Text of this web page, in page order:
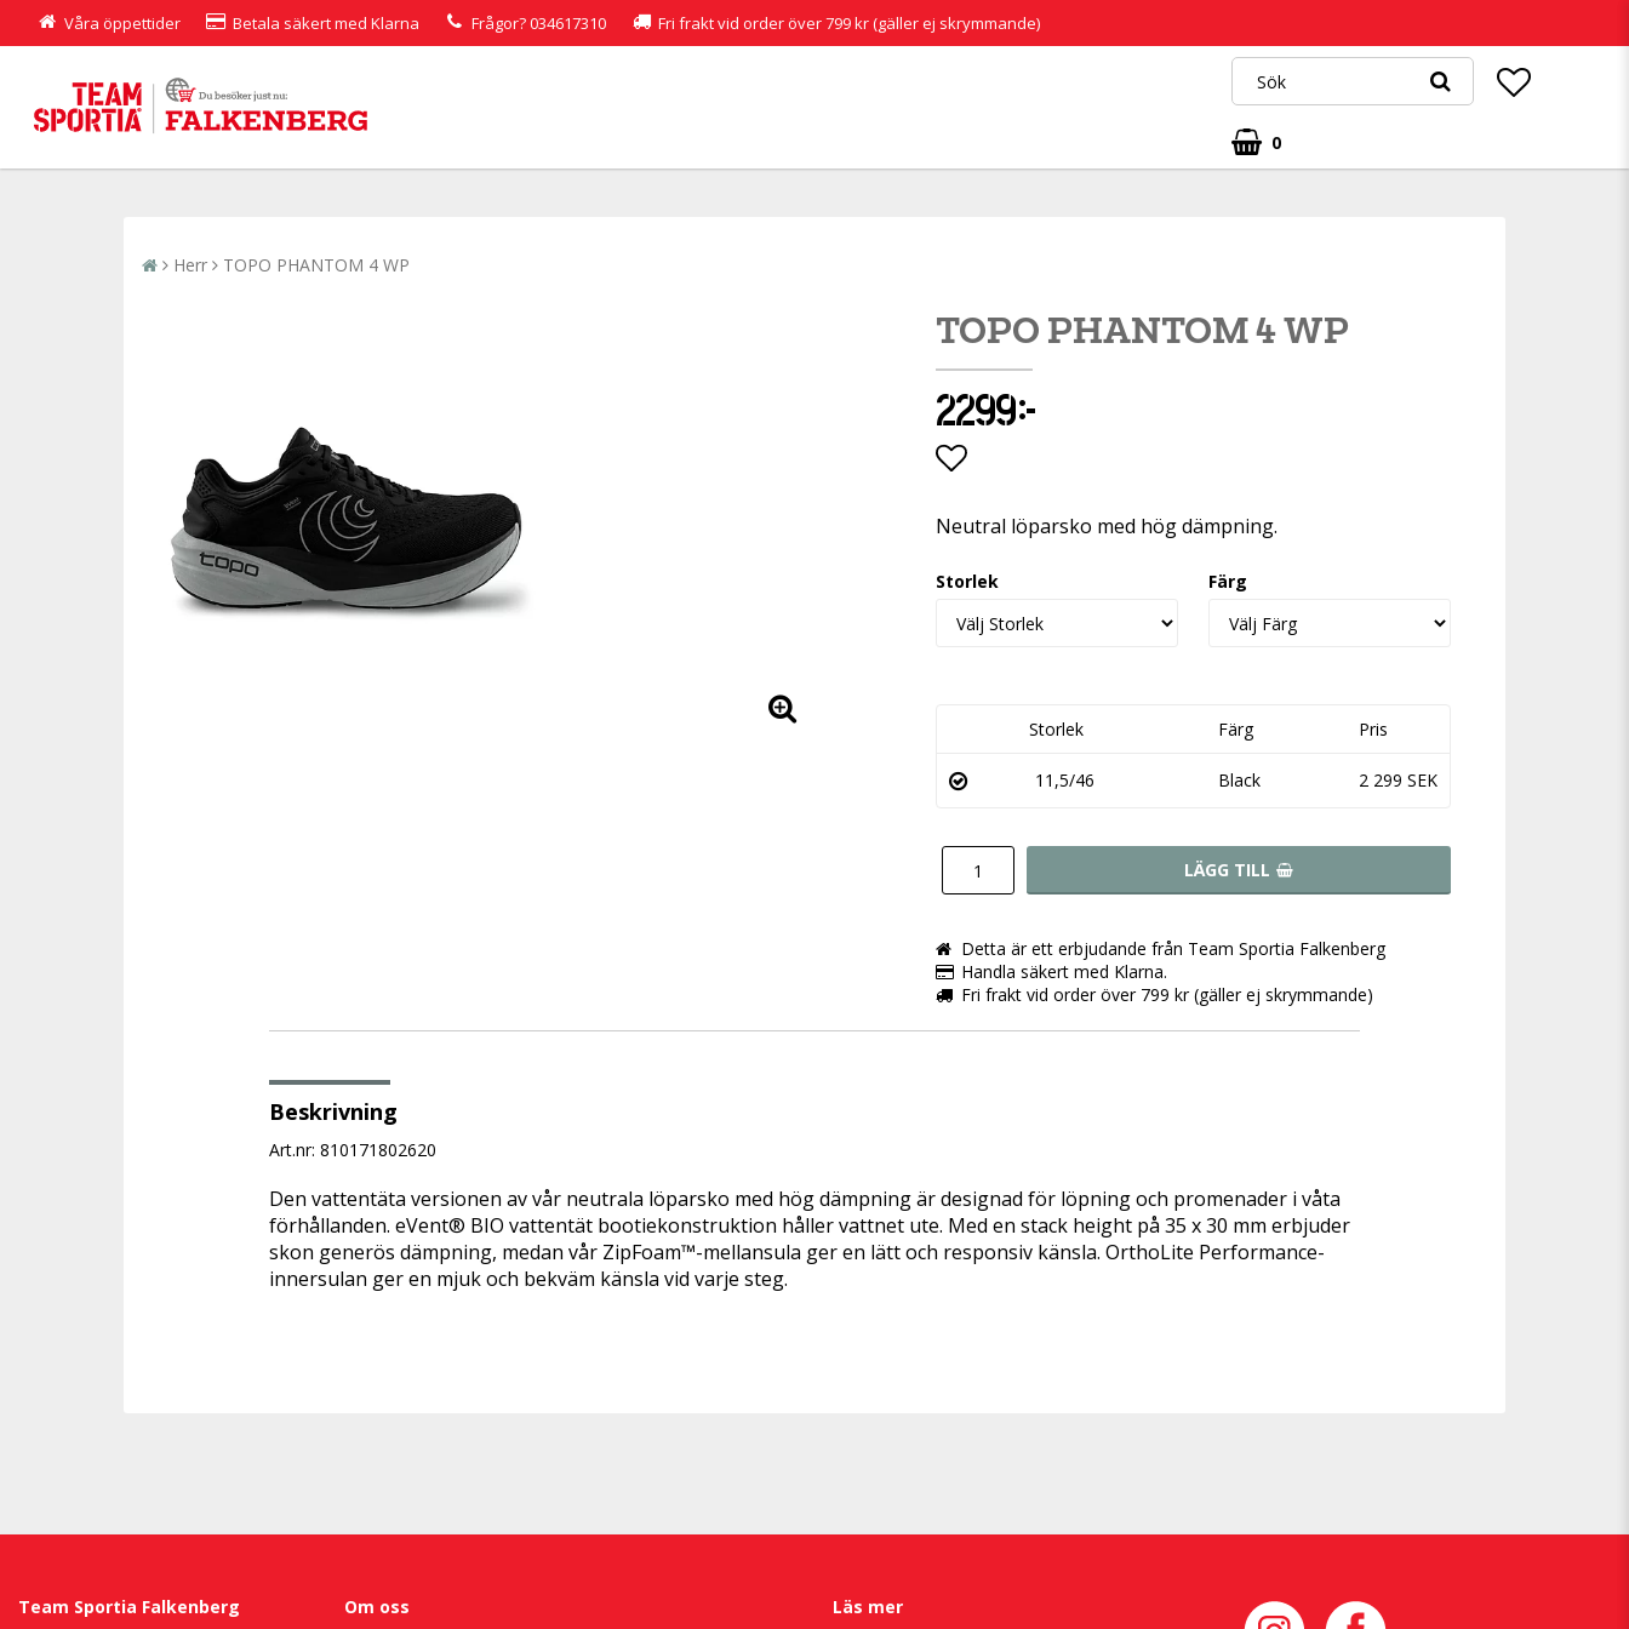
Våra öppettider Betala säkert med Klarna Frågor?034617310 Fri frakt vid order över 799 kr (gäller ej skrymmande)
0
Herr TOPO PHANTOM 4 WP
TOPO PHANTOM 4 WP
2 299 kr
Neutral löparsko med hög dämpning.
Storlek Färg
Storlek Färg Pris
11,5/46 Black 2 299 SEK
LÄGG TILL
Detta är ett erbjudande från Team Sportia Falkenberg
Handla säkert med Klarna.
Fri frakt vid order över 799 kr (gäller ej skrymmande)
Beskrivning
Art.nr: 810171802620
Den vattentäta versionen av vår neutrala löparsko med hög dämpning är designad för löpning och promenader i våta
förhållanden. eVent® BIO vattentät bootiekonstruktion håller vattnet ute. Med en stack height på 35 x 30 mm erbjuder
skon generös dämpning, medan vår ZipFoam™-mellansula ger en lätt och responsiv känsla. OrthoLite Performance-
innersulan ger en mjuk och bekväm känsla vid varje steg.
Team Sportia Falkenberg Om oss Läs mer